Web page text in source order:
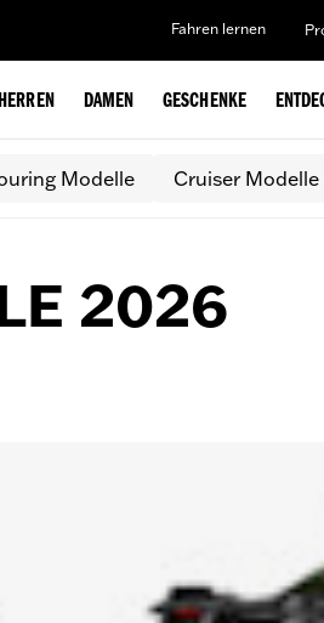
Fahren lernen
DAMEN GESCHENKE
Modelle Cruiser Modelle
2026